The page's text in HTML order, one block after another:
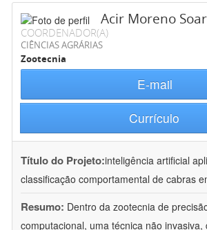
Acir Moreno
COORDENADOR(A)
CIÊNCIAS AGRÁRIAS
Zootecnia
E-mail
Currículo
Título do Projeto:inteligência artificial
classificação comportamental de cabras
Resumo: Dentro da zootecnia de
computacional, uma técnica não invasiva,